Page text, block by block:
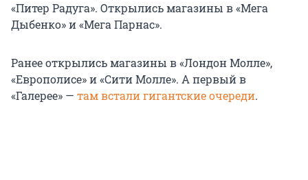
«Питер Радуга». Открылись магазины в «Мега
Дыбенко» и «Мега Парнас».
Ранее открылись магазины в «Лондон Молле»,
«Европолисе» и «Сити Молле». А первый в
«Галерее» — там встали гигантские очереди.